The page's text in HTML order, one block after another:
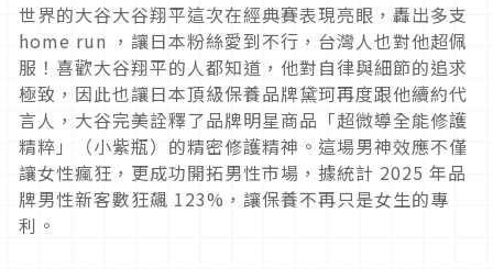
世界的大谷大谷翔平這次在經典賽表現亮眼，轟出多支
home run ，讓日本粉絲愛到不行，台灣人也對他超佩
服！喜歡大谷翔平的人都知道，他對自律與細節的追求
極致，因此也讓日本頂級保養品牌黛珂再度跟他續約代
言人，大谷完美詮釋了品牌明星商品「超微導全能修護
精粹」（小紫瓶）的精密修護精神。這場男神效應不僅
讓女性瘋狂，更成功開拓男性市場，據統計 2025 年品
牌男性新客數狂飆 123%，讓保養不再只是女生的專
利。